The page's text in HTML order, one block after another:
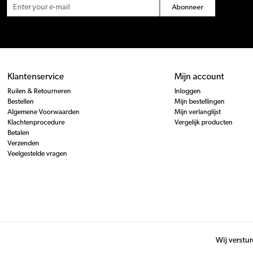
Abonneer
Klantenservice
Ruilen & Retourneren
Bestellen
Algemene Voorwaarden
Klachtenprocedure
Betalen
Verzenden
Veelgestelde vragen
Mijn account
Inloggen
Mijn bestellingen
Mijn verlanglijst
Vergelijk producten
Wij